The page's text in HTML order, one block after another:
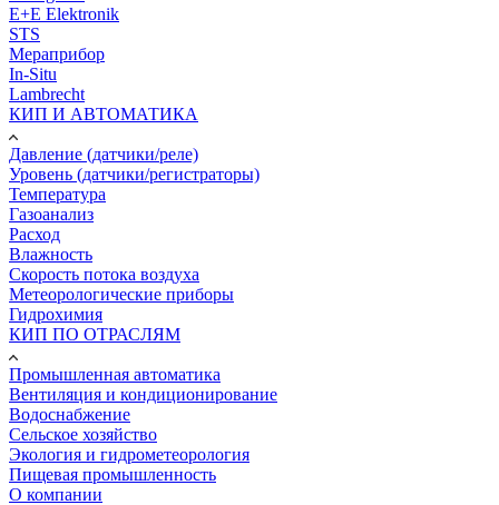
E+E Elektronik
STS
Мераприбор
In-Situ
Lambrecht
КИП И АВТОМАТИКА
Давление (датчики/реле)
Уровень (датчики/регистраторы)
Температура
Газоанализ
Расход
Влажность
Скорость потока воздуха
Метеорологические приборы
Гидрохимия
КИП ПО ОТРАСЛЯМ
Промышленная автоматика
Вентиляция и кондиционирование
Водоснабжение
Сельское хозяйство
Экология и гидрометеорология
Пищевая промышленность
О компании